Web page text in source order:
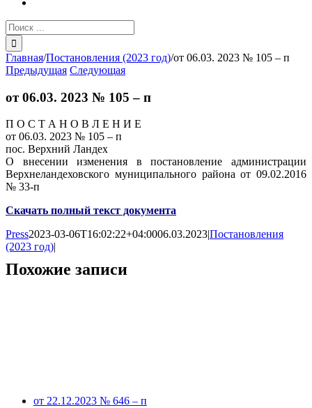
Результат
поиска:
Главная/Постановления (2023 год)/от 06.03. 2023 № 105 – п
Предыдущая Следующая
от 06.03. 2023 № 105 – п
П О С Т А Н О В Л Е Н И Е
от 06.03. 2023 № 105 – п
пос. Верхний Ландех
О внесении изменения в постановление администрации
Верхнеландеховского муниципального района от 09.02.2016
№ 33-п
Скачать полный текст документа
Press2023-03-06T16:02:22+04:0006.03.2023|Постановления
(2023 год)|
Похожие записи
от 22.12.2023 № 646 – п